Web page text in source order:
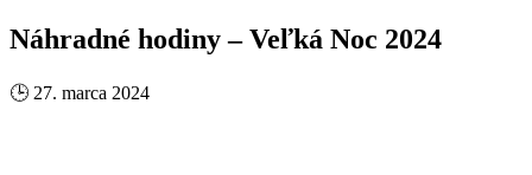
Náhradné hodiny – Veľká Noc 2024
🕒 27. marca 2024